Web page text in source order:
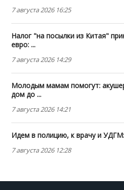
7 августа 2026 16:25
Налог "на посылки из Китая"
евро: ...
7 августа 2026 14:29
Молодым мамам помогут:
дом до ...
7 августа 2026 14:21
Идем в полицию, к врачу и УДГМ:
7 августа 2026 12:28